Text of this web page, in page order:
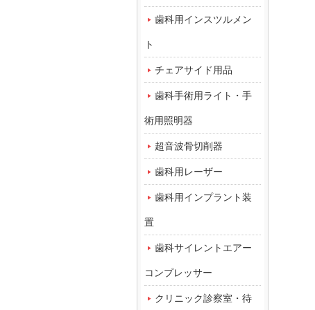
歯科用インスツルメン
ト
チェアサイド用品
歯科手術用ライト・手
術用照明器
超音波骨切削器
歯科用レーザー
歯科用インプラント装
置
歯科サイレントエアー
コンプレッサー
クリニック診察室・待